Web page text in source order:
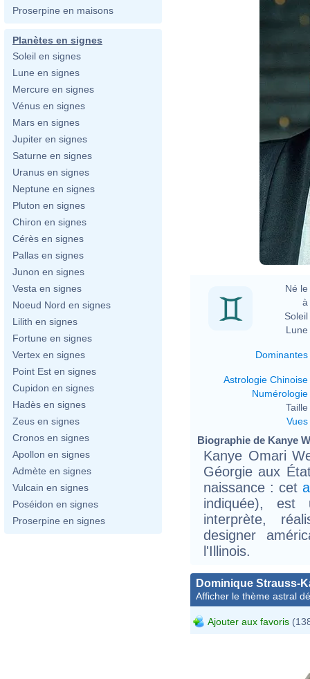
Proserpine en maisons
Planètes en signes
Soleil en signes
Lune en signes
Mercure en signes
Vénus en signes
Mars en signes
Jupiter en signes
Saturne en signes
Uranus en signes
Neptune en signes
Pluton en signes
Chiron en signes
Cérès en signes
Pallas en signes
Junon en signes
Vesta en signes
Noeud Nord en signes
Lilith en signes
Fortune en signes
Vertex en signes
Point Est en signes
Cupidon en signes
Hadès en signes
Zeus en signes
Cronos en signes
Apollon en signes
Admète en signes
Vulcain en signes
Poséidon en signes
Proserpine en signes
Né le
à
Soleil
Lune
Dominantes
Astrologie Chinoise
Numérologie
Taille
Vues
Biographie de Kanye
Kanye Omari
Géorgie aux
naissance : cet
indiquée), est
interprète,
designer
l'Illinois.
Dominique Strauss-
Afficher le thème astral
Ajouter aux favoris